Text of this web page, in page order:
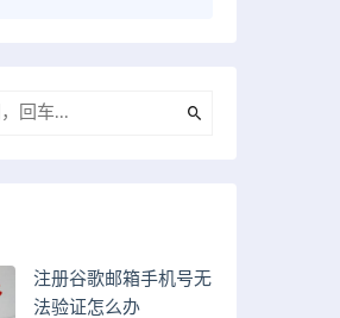
注册谷歌邮箱手机号无
法验证怎么办